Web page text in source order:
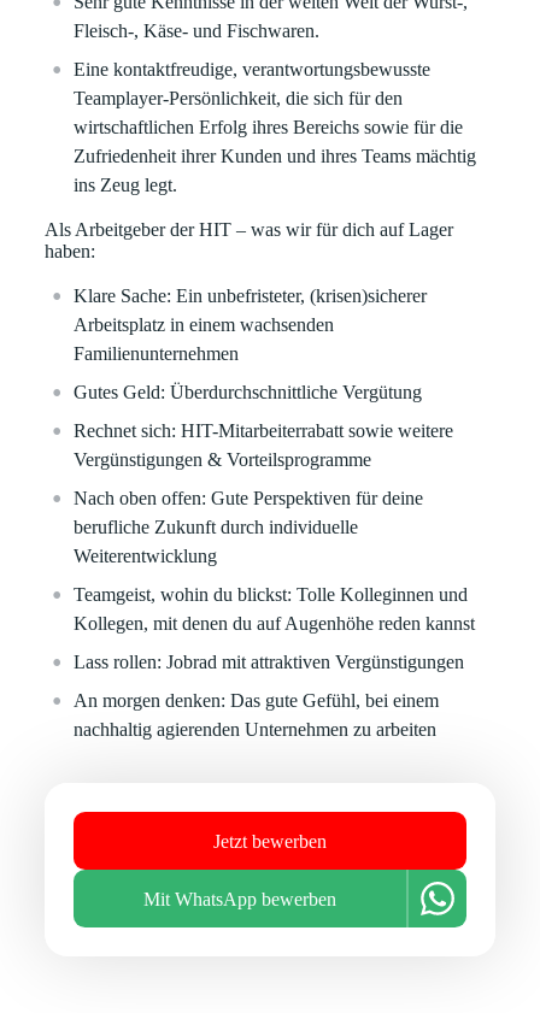
Fleisch-, Käse- und Fischwaren.
Eine kontaktfreudige, verantwortungsbewusste
Teamplayer-Persönlichkeit, die sich für den
wirtschaftlichen Erfolg ihres Bereichs sowie für die
Zufriedenheit ihrer Kunden und ihres Teams mächtig
ins Zeug legt.
Als Arbeitgeber der HIT – was wir für dich auf Lager
haben:
Klare Sache:Ein unbefristeter, (krisen)sicherer
Arbeitsplatz in einem wachsenden
Familienunternehmen
Gutes Geld:Überdurchschnittliche Vergütung
Rechnet sich: HIT-Mitarbeiterrabatt sowie weitere
Vergünstigungen & Vorteilsprogramme
Nach oben offen:Gute Perspektiven für deine
berufliche Zukunft durch individuelle
Weiterentwicklung
Teamgeist, wohin du blickst:Tolle Kolleginnen und
Kollegen, mit denen du auf Augenhöhe reden kannst
Lass rollen:Jobrad mit attraktiven Vergünstigungen
An morgen denken:Das gute Gefühl, bei einem
nachhaltig agierenden Unternehmen zu arbeiten
Jetzt bewerben
Mit WhatsApp bewerben